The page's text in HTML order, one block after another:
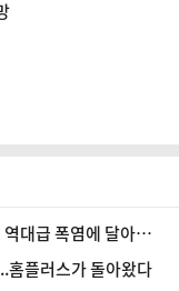
대급 폭염에 달아오
홈플러스가 돌아왔다